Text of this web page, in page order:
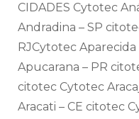
CIDADES Cytotec
Andradina – SP
RJCytotec
Apucarana – PR
citotec Cytotec
Aracati – CE citotec